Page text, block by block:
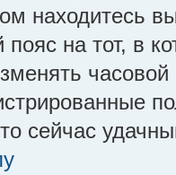
находитесь
пояс на тот, в
сейчас